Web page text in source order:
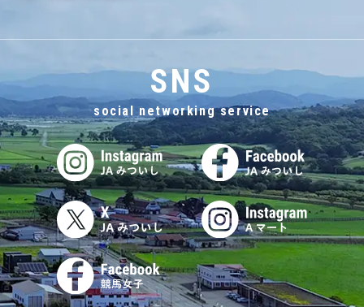
SNS
social networking service